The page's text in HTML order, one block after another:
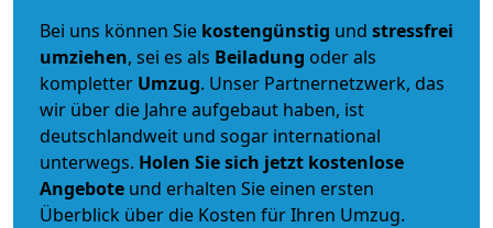
Bei uns können Sie kostengünstig und stressfrei
umziehen, sei es als Beiladung oder als
kompletter Umzug. Unser Partnernetzwerk, das
wir über die Jahre aufgebaut haben, ist
deutschlandweit und sogar international
unterwegs. Holen Sie sich jetzt kostenlose
Angebote und erhalten Sie einen ersten
Überblick über die Kosten für Ihren Umzug.